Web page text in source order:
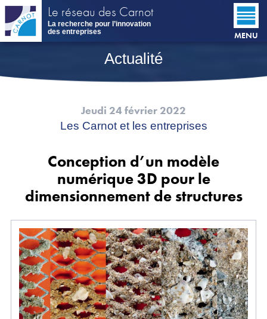
Aller
contenu
principal
Le réseau des Carnot
La recherche pour l’innovation
des entreprises
MENU
Actualité
Jeudi 24 février 2022
Les Carnot et les entreprises
Conception d’un modèle
numérique 3D pour le
dimensionnement de structures